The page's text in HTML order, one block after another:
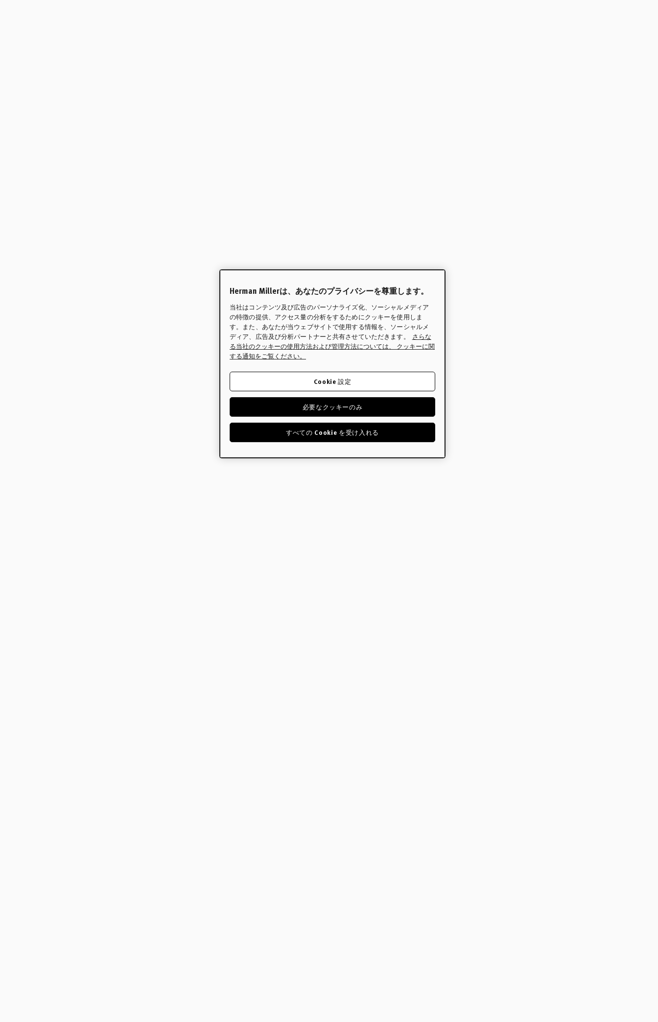
Herman Millerは、あなたのプライバシーを尊重します。
当社はコンテンツ及び広告のパーソナライズ化、ソーシャルメディア
の特徴の提供、アクセス量の分析をするためにクッキーを使用しま
す。また、あなたが当ウェブサイトで使用する情報を、ソーシャルメ
ディア、広告及び分析パートナーと共有させていただきます。
さらな
る当社のクッキーの使用方法および管理方法については、 クッキーに関
する通知をご覧ください。
必要なクッキーのみ
すべての Cookie を受け入れる
Cookie 設定